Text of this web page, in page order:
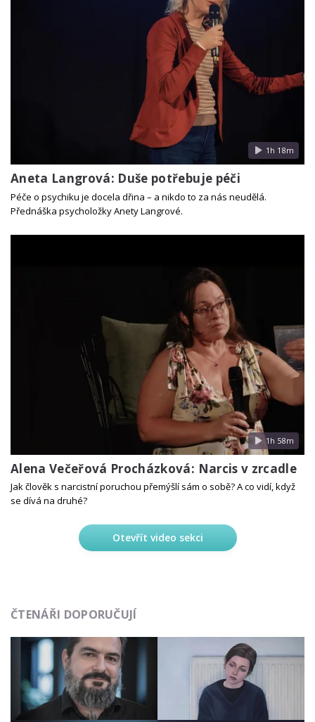
1h 18m
Aneta Langrová: Duše potřebuje péči
Péče o psychiku je docela dřina – a nikdo to za nás neudělá.
Přednáška psycholožky Anety Langrové.
1h 58m
Alena Večeřová Procházková: Narcis v zrcadle
Jak člověk s narcistní poruchou přemýšlí sám o sobě? A co vidí, když
se dívá na druhé?
Otevřít video sekci
ČTENÁŘI DOPORUČUJÍ